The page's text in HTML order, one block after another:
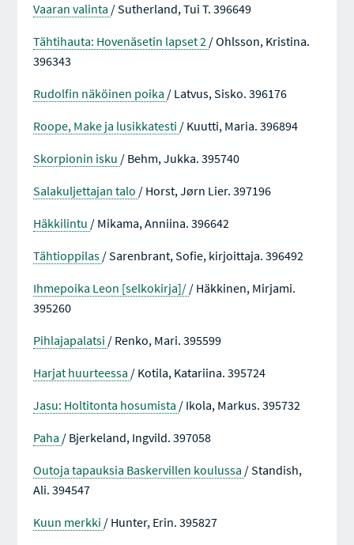
Vaaran valinta / Sutherland, Tui T. 396649
Tähtihauta: Hovenäsetin lapset 2 / Ohlsson, Kristina.
396343
Rudolfin näköinen poika / Latvus, Sisko. 396176
Roope, Make ja lusikkatesti / Kuutti, Maria. 396894
Skorpionin isku / Behm, Jukka. 395740
Salakuljettajan talo / Horst, Jørn Lier. 397196
Häkkilintu / Mikama, Anniina. 396642
Tähtioppilas / Sarenbrant, Sofie, kirjoittaja. 396492
Ihmepoika Leon [selkokirja]/ / Häkkinen, Mirjami.
395260
Pihlajapalatsi / Renko, Mari. 395599
Harjat huurteessa / Kotila, Katariina. 395724
Jasu: Holtitonta hosumista / Ikola, Markus. 395732
Paha / Bjerkeland, Ingvild. 397058
Outoja tapauksia Baskervillen koulussa / Standish,
Ali. 394547
Kuun merkki / Hunter, Erin. 395827